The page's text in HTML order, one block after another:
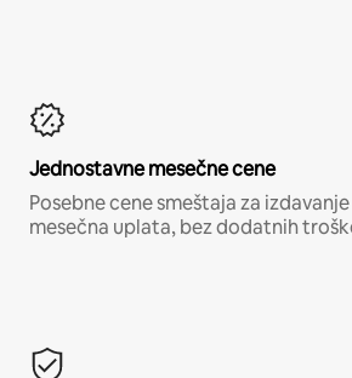
Jednostavne mesečne cene
Posebne cene smeštaja za
mesečna uplata, bez dodatnih